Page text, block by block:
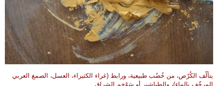
يتألّف الكُرْص، من خُضُب طبيعية، ورابط (غراء الكثيراء، العسل، الصمغ العربي
المرخّف بالماء)، والطباشير أو سَوْخم الشراق.